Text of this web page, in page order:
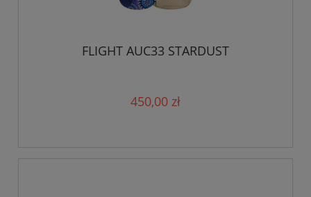
FLIGHT AUC33 STARDUST
450,00 zł